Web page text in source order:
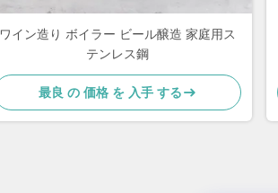
ワイン造り ボイラー ビール醸造 家庭用ス
テンレス鋼
最良 の 価格 を 入手 する